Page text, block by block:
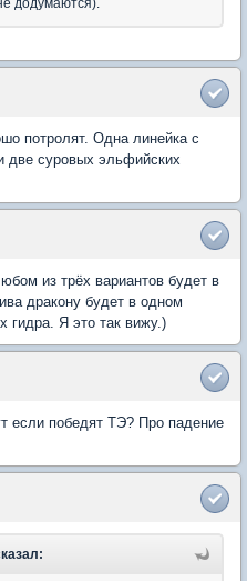
потролят. Одна линейка с
две суровых эльфийских
из трёх вариантов будет в
дракону будет в одном
гидра. Я это так вижу.)
если победят ТЭ? Про падение